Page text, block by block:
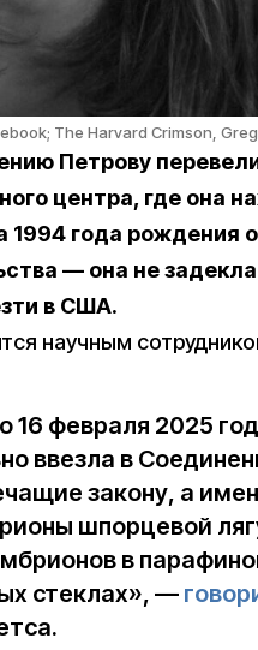
The Harvard Crimson,
Петрову
центра, где она
1994 года
— она не
в США.
научным
16 февраля 2025
ввезла в
закону, а
шпорцевой
в
стеклах», —